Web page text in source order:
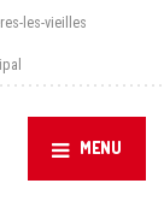
les-vieilles
MENU